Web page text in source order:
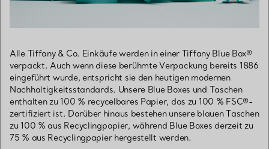
Alle Tiffany & Co. Einkäufe werden in einer Tiffany Blue Box®
verpackt. Auch wenn diese berühmte Verpackung bereits 1886
eingeführt wurde, entspricht sie den heutigen modernen
Nachhaltigkeitsstandards. Unsere Blue Boxes und Taschen
enthalten zu 100 % recycelbares Papier, das zu 100 % FSC®-
zertifiziert ist. Darüber hinaus bestehen unsere blauen Taschen
zu 100 % aus Recyclingpapier, während Blue Boxes derzeit zu
75 % aus Recyclingpapier hergestellt werden.